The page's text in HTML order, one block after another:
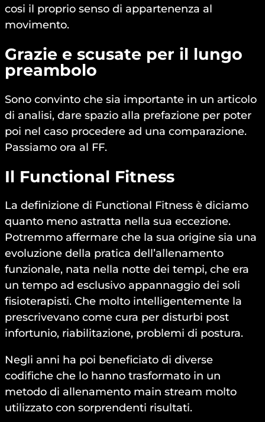
cosi il proprio senso di appartenenza al
movimento.
Grazie e scusate per il lungo
preambolo
Sono convinto che sia importante in un articolo
di analisi, dare spazio alla prefazione per poter
poi nel caso procedere ad una comparazione.
Passiamo ora al FF.
Il Functional Fitness
La definizione di Functional Fitness è diciamo
quanto meno astratta nella sua eccezione.
Potremmo affermare che la sua origine sia una
evoluzione della pratica dell’allenamento
funzionale, nata nella notte dei tempi, che era
un tempo ad esclusivo appannaggio dei soli
fisioterapisti. Che molto intelligentemente la
prescrivevano come cura per disturbi post
infortunio, riabilitazione, problemi di postura.
Negli anni ha poi beneficiato di diverse
codifiche che lo hanno trasformato in un
metodo di allenamento main stream molto
utilizzato con sorprendenti risultati.